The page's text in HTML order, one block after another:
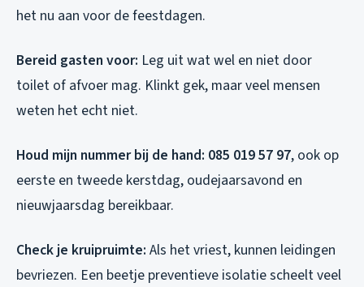
het nu aan voor de feestdagen.
Bereid gasten voor: Leg uit wat wel en niet door
toilet of afvoer mag. Klinkt gek, maar veel mensen
weten het echt niet.
Houd mijn nummer bij de hand: 085 019 57 97, ook op
eerste en tweede kerstdag, oudejaarsavond en
nieuwjaarsdag bereikbaar.
Check je kruipruimte: Als het vriest, kunnen leidingen
bevriezen. Een beetje preventieve isolatie scheelt veel